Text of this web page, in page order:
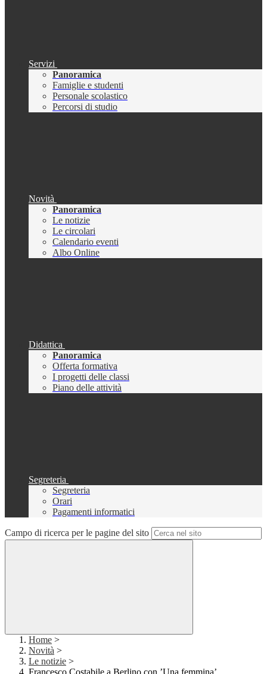
Servizi
Panoramica
Famiglie e studenti
Personale scolastico
Percorsi di studio
Novità
Panoramica
Le notizie
Le circolari
Calendario eventi
Albo Online
Didattica
Panoramica
Offerta formativa
I progetti delle classi
Piano delle attività
Segreteria
Segreteria
Orari
Pagamenti informatici
Campo di ricerca per le pagine del sito
Home >
Novità >
Le notizie >